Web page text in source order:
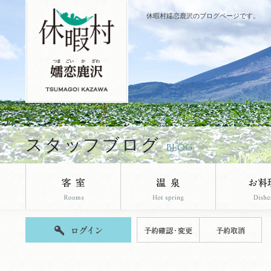
休暇村嬬恋鹿沢のブログページです。
スタッフブログ BLOG